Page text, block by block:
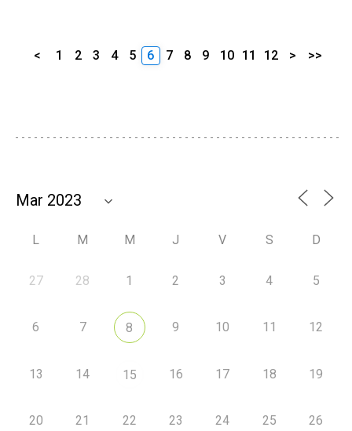
< 1 2 3 4 5 6 7 8 9 10 11 12 > >>
L M M J V S D
27 28 1 2 3 4 5
6 7 8 9 10 11 12
13 14 15 16 17 18 19
20 21 22 23 24 25 26